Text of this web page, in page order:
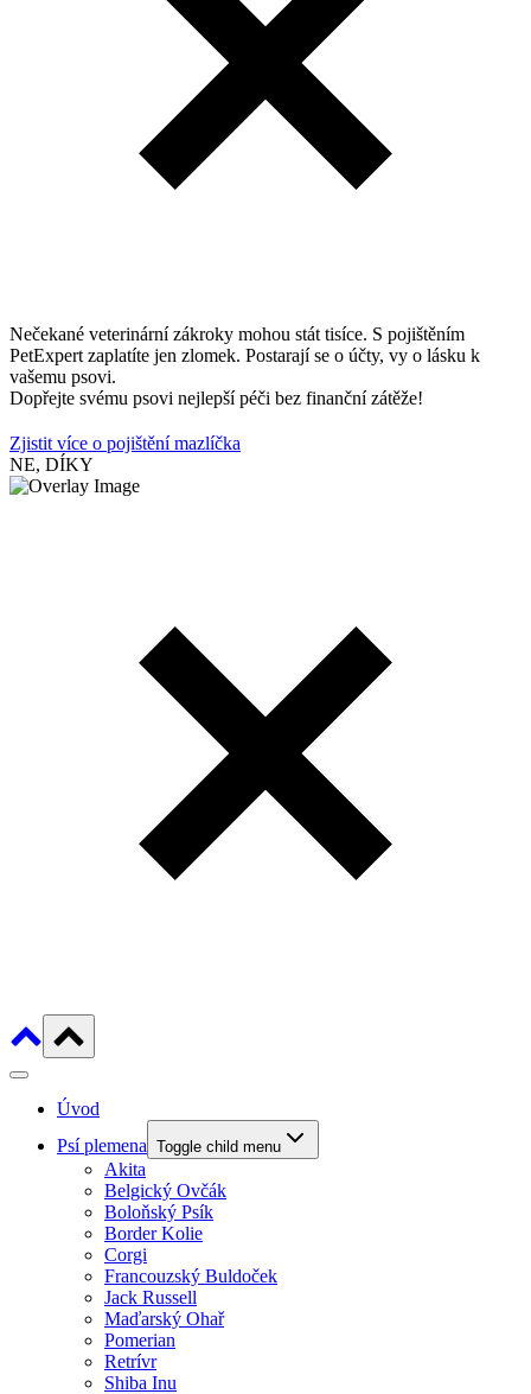
Nečekané veterinární zákroky mohou stát tisíce. S pojištěním
PetExpert zaplatíte jen zlomek. Postarají se o účty, vy o lásku k
vašemu psovi.
Dopřejte svému psovi nejlepší péči bez finanční zátěže!
Zjistit více o pojištění mazlíčka
NE, DÍKY
Úvod
Psí plemena Toggle child menu
Akita
Belgický Ovčák
Boloňský Psík
Border Kolie
Corgi
Francouzský Buldoček
Jack Russell
Maďarský Ohař
Pomerian
Retrívr
Shiba Inu